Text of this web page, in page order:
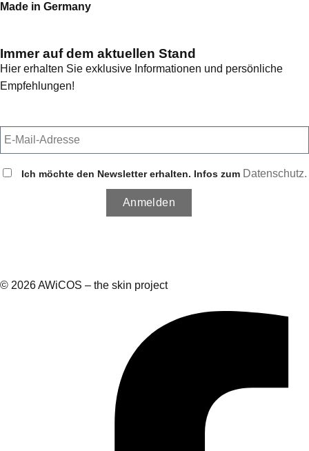
Made in Germany
Immer auf dem aktuellen Stand
Hier erhalten Sie exklusive Informationen und persönliche
Empfehlungen!
Ich möchte den Newsletter erhalten. Infos zum Datenschutz.
Anmelden
© 2026 AWiCOS – the skin project